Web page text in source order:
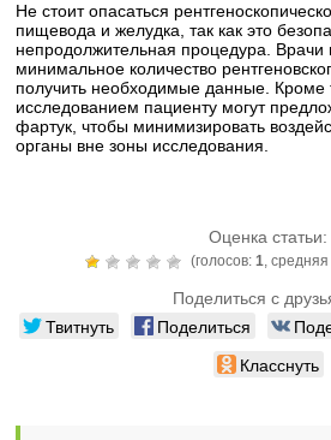
Не стоит опасаться
пищевода и желудка, так как это
непродолжительная процедура. Врачи
минимальное количество
получить необходимые данные. Кроме
исследованием пациенту могут
фартук, чтобы минимизировать
органы вне зоны исследования.
Оценка статьи:
(голосов: 1,
Поделиться с
Твитнуть Поделиться
Класснуть